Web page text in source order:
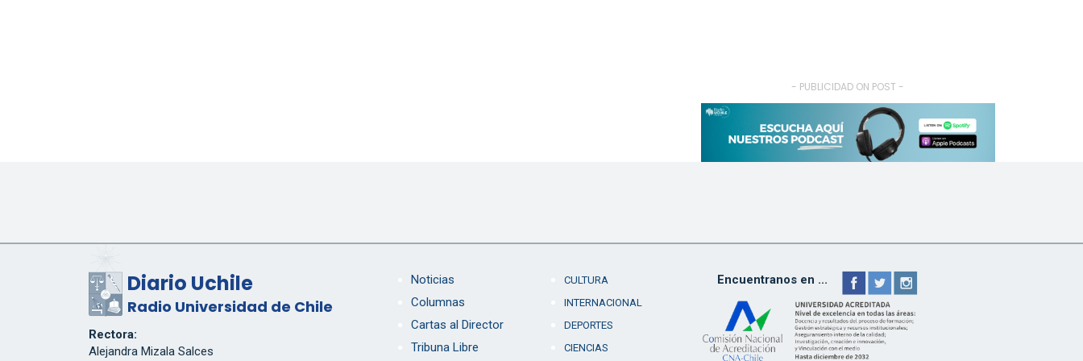
- PUBLICIDAD ON POST -
Diario Uchile
Radio Universidad de Chile
Rectora:
Alejandra Mizala Salces
Noticias
Columnas
Cartas al Director
Tribuna Libre
CULTURA
INTERNACIONAL
DEPORTES
CIENCIAS
Encuentranos en ...